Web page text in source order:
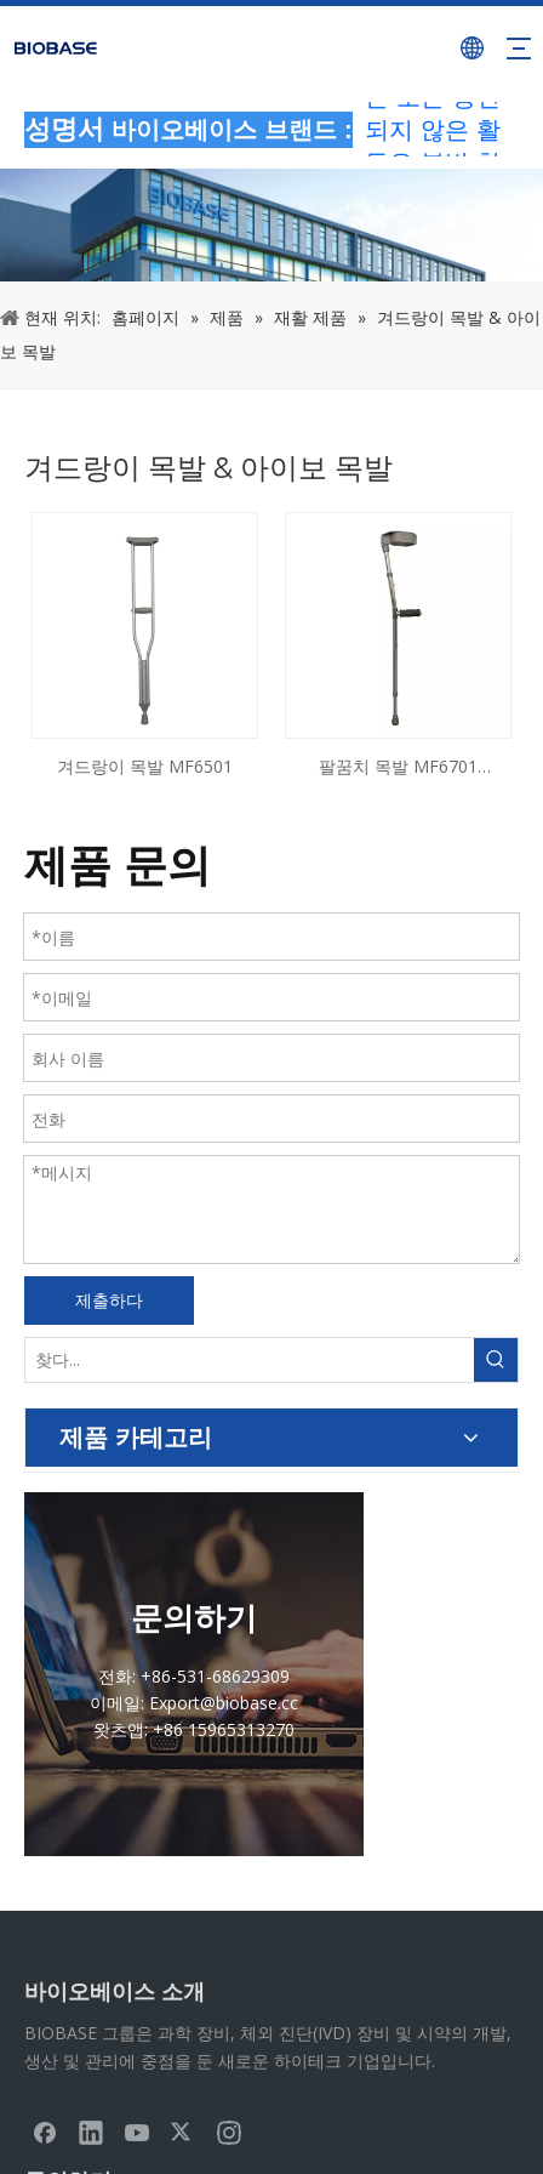
성명서 바이오베이스 브랜드 :
랜드를 사용하
되지 않은 활
동은 불법 침
에서 법적 책
임을 조사하겠
습니다.
현재 위치: 홈페이지 » 제품 » 재활 제품 » 겨드랑이 목발 & 아이
보 목발
겨드랑이 목발 & 아이보 목발
겨드랑이 목발 MF6501
팔꿈치 목발 MF6701
제품 문의
제출하다
제품 카테고리
문의하기
전화: +86-531-68629309
이메일: Export@biobase.cc
왓츠앱: +86 15965313270
바이오베이스 소개
BIOBASE 그룹은 과학 장비, 체외 진단(IVD) 장비 및 시약의 개발,
생산 및 관리에 중점을 둔 새로운 하이테크 기업입니다.